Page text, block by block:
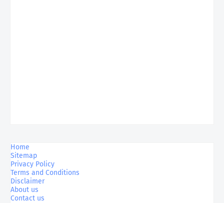
Home
Sitemap
Privacy Policy
Terms and Conditions
Disclaimer
About us
Contact us